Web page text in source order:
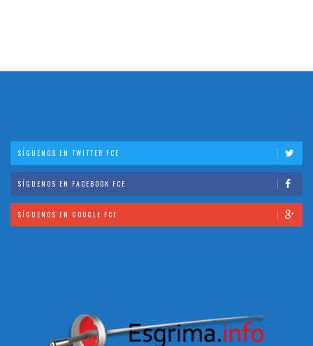
SÍGUENOS EN TWITTER FCE
SÍGUENOS EN FACEBOOK FCE
SÍGUENOS EN GOOGLE FCE